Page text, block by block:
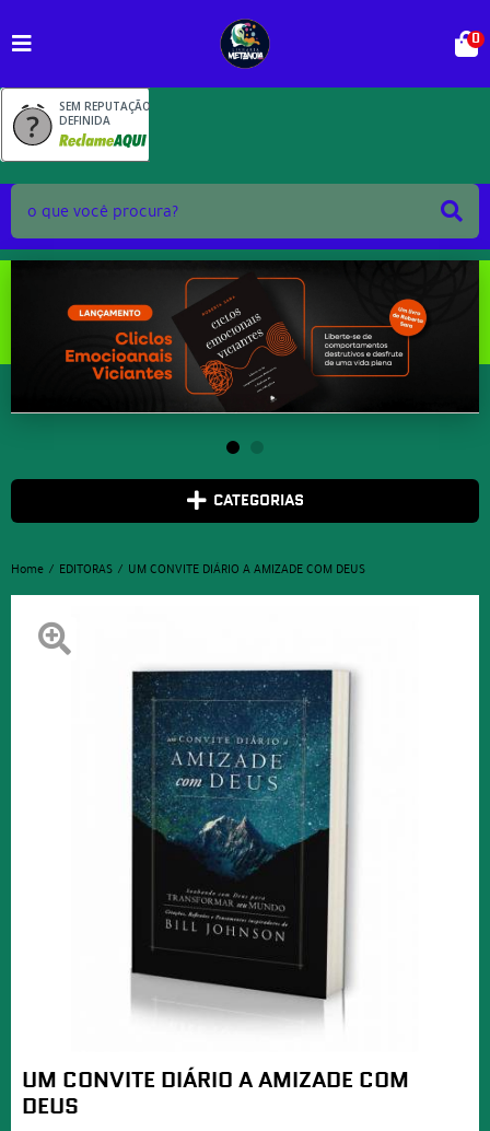
SEM REPUTAÇÃO
DEFINIDA
0
CATEGORIAS
Home EDITORAS UM CONVITE DIÁRIO A AMIZADE COM DEUS
UM CONVITE DIÁRIO A AMIZADE COM
DEUS